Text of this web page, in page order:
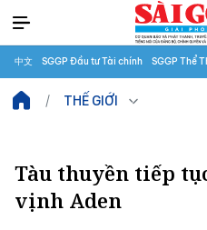
中文 SGGP Đầu tư Tài chính SGGP Thể
THẾ GIỚI
Tàu thuyền tiếp
vịnh Aden